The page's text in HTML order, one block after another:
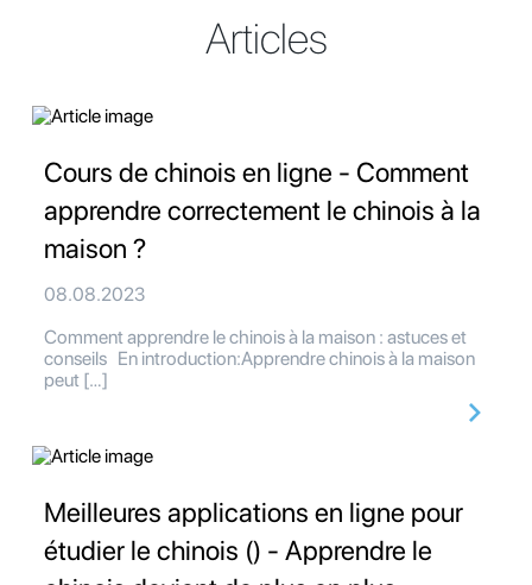
Articles
Cours de chinois en ligne - Comment
apprendre correctement le chinois à la
maison ?
08.08.2023
Comment apprendre le chinois à la maison : astuces et
conseils En introduction:Apprendre chinois à la maison
peut […]
Meilleures applications en ligne pour
étudier le chinois () - Apprendre le